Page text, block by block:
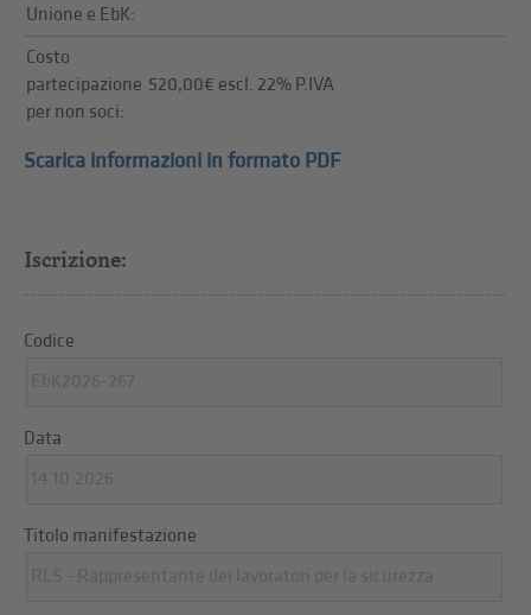
Unione e EbK:
Costo
partecipazione
per non soci:
520,00€ escl. 22% P.IVA
Scarica informazioni in formato PDF
Iscrizione:
Codice
Data
Titolo manifestazione